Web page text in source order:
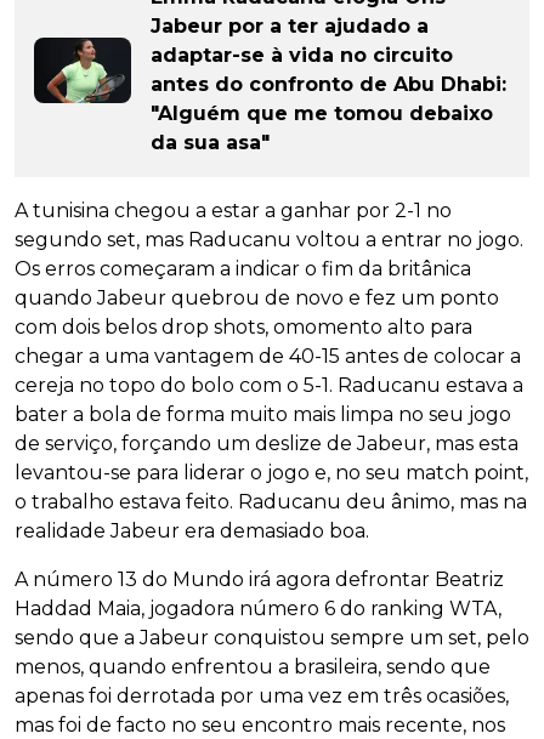
Jabeur por a ter ajudado a
adaptar-se à vida no circuito
antes do confronto de Abu Dhabi:
"Alguém que me tomou debaixo
da sua asa"
A tunisina chegou a estar a ganhar por 2-1 no
segundo set, mas Raducanu voltou a entrar no jogo.
Os erros começaram a indicar o fim da britânica
quando Jabeur quebrou de novo e fez um ponto
com dois belos drop shots, omomento alto para
chegar a uma vantagem de 40-15 antes de colocar a
cereja no topo do bolo com o 5-1. Raducanu estava a
bater a bola de forma muito mais limpa no seu jogo
de serviço, forçando um deslize de Jabeur, mas esta
levantou-se para liderar o jogo e, no seu match point,
o trabalho estava feito. Raducanu deu ânimo, mas na
realidade Jabeur era demasiado boa.
A número 13 do Mundo irá agora defrontar Beatriz
Haddad Maia, jogadora número 6 do ranking WTA,
sendo que a Jabeur conquistou sempre um set, pelo
menos, quando enfrentou a brasileira, sendo que
apenas foi derrotada por uma vez em três ocasiões,
mas foi de facto no seu encontro mais recente, nos